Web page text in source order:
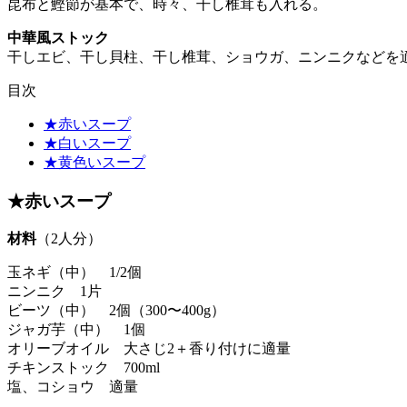
昆布と鰹節が基本で、時々、干し椎茸も入れる。
中華風ストック
干しエビ、干し貝柱、干し椎茸、ショウガ、ニンニクなどを
目次
★赤いスープ
★白いスープ
★黄色いスープ
★赤いスープ
材料（2人分）
玉ネギ（中） 1/2個
ニンニク 1片
ビーツ（中） 2個（300〜400g）
ジャガ芋（中） 1個
オリーブオイル 大さじ2＋香り付けに適量
チキンストック 700ml
塩、コショウ 適量